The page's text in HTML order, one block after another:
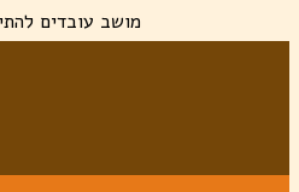
מושב עובדים